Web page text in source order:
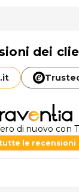
dei
it
di nuovo con
le recensioni